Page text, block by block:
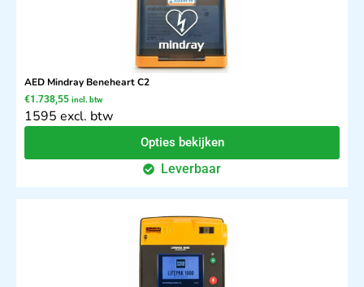
AED Mindray Beneheart C2
€1.738,55 incl. btw
1595 excl. btw
Opties bekijken
Leverbaar